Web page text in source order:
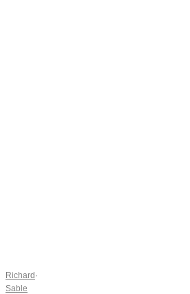
Richard ·
Sable